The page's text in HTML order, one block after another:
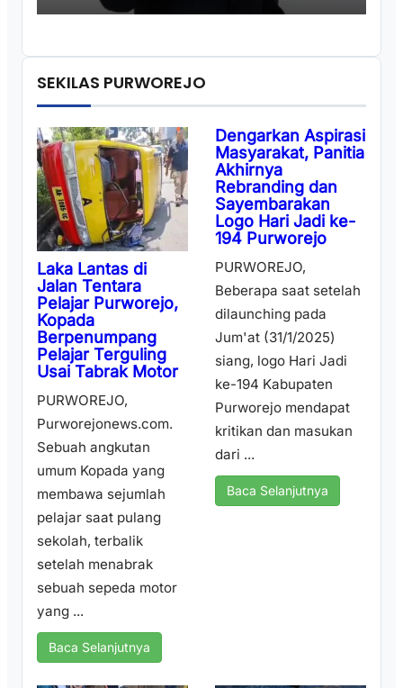
SEKILAS PURWOREJO
Laka Lantas di
Jalan Tentara
Pelajar Purworejo,
Kopada
Berpenumpang
Pelajar Terguling
Usai Tabrak Motor
PURWOREJO,
Purworejonews.com.
Sebuah angkutan
umum Kopada yang
membawa sejumlah
pelajar saat pulang
sekolah, terbalik
setelah menabrak
sebuah sepeda motor
yang ...
Baca Selanjutnya
Dengarkan Aspirasi
Masyarakat, Panitia
Akhirnya
Rebranding dan
Sayembarakan
Logo Hari Jadi ke-
194 Purworejo
PURWOREJO,
Beberapa saat setelah
dilaunching pada
Jum'at (31/1/2025)
siang, logo Hari Jadi
ke-194 Kabupaten
Purworejo mendapat
kritikan dan masukan
dari ...
Baca Selanjutnya